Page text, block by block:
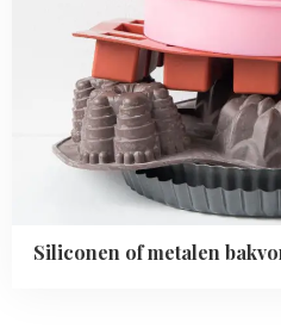
Siliconen of metalen